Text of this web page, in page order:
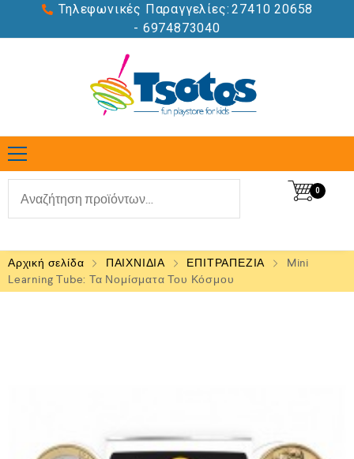
Τηλεφωνικές Παραγγελίες: 27410 20658
- 6974873040
0
Αρχική σελίδα ΠΑΙΧΝΙΔΙΑ ΕΠΙΤΡΑΠΕΖΙΑ
Mini
Learning Tube: Τα Νομίσματα Του Κόσμου